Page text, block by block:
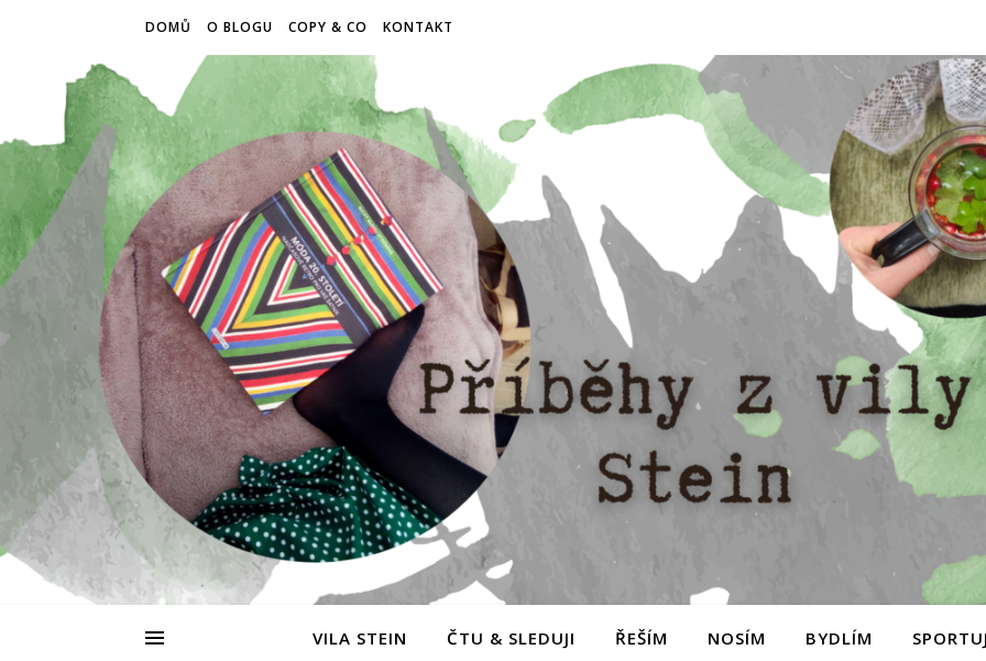
DOMŮ O BLOGU COPY & CO KONTAKT
VILA STEIN ČTU & SLEDUJI ŘEŠÍM NOSÍM BYDLÍM